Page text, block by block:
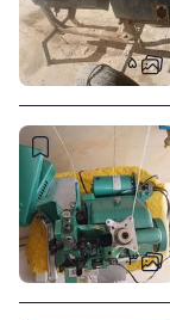
۵
۳